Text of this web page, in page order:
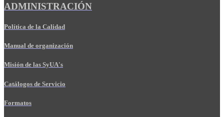
ADMINISTRACIÓN
Política de la Calidad
Manual de organización
Misión de las SyUA's
Catálogos de Servicio
Formatos